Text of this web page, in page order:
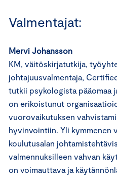
Valmentajat:
Mervi Johansson
KM, väitöskirjatutkija,
johtajuusvalmentaja,
tutkii psykologista pääomaa
on erikoistunut
vuorovaikutuksen
hyvinvointiin. Yli kymmenen
koulutusalan
valmennuksilleen vahvan
on voimauttava ja